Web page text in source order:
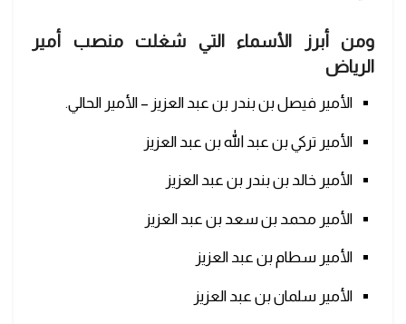
ومن أبرز الأسماء التي شغلت منصب أمير
الرياض
الأمير فيصل بن بندر بن عبد العزيز – الأمير الحالي.
الأمير تركي بن عبد الله بن عبد العزيز
الأمير خالد بن بندر بن عبد العزيز
الأمير محمد بن سعد بن عبد العزيز
الأمير سطام بن عبد العزيز
الأمير سلمان بن عبد العزيز